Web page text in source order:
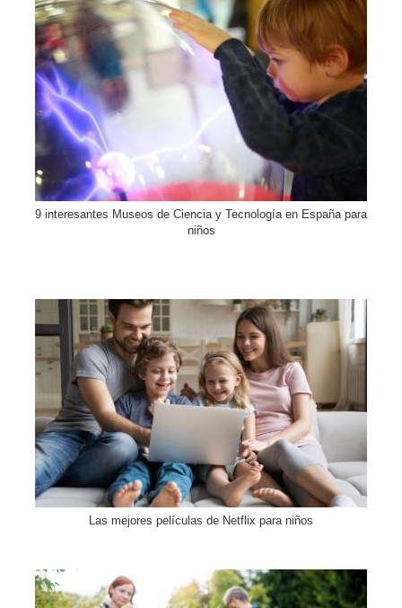
9 interesantes Museos de Ciencia y Tecnología en España para
niños
Las mejores películas de Netflix para niños